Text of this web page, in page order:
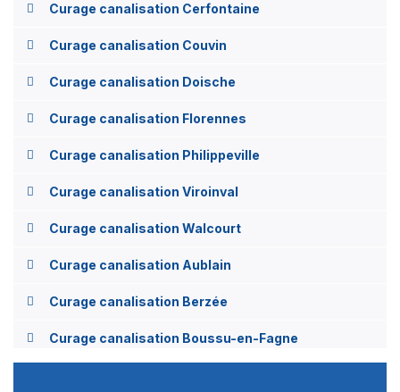
Curage canalisation Cerfontaine
Curage canalisation Couvin
Curage canalisation Doische
Curage canalisation Florennes
Curage canalisation Philippeville
Curage canalisation Viroinval
Curage canalisation Walcourt
Curage canalisation Aublain
Curage canalisation Berzée
Curage canalisation Boussu-en-Fagne